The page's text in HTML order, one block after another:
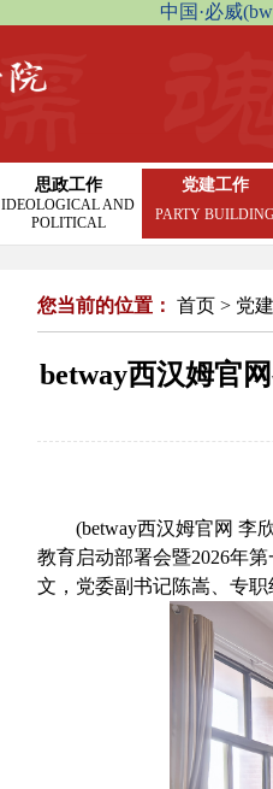
中国·必威
思政工作
IDEOLOGICAL AND
POLITICAL
党建工作
PARTY
您当前的位置： 首页 > 党
betway西汉姆官
(betway西汉姆官网 李
教育启动部署会暨2026年
文，党委副书记陈嵩、专职